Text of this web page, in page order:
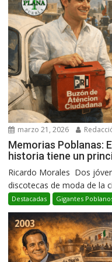
marzo 21, 2026
Memorias Poblanas:
historia tiene un
Ricardo Morales Dos
discotecas de moda de la
Destacadas Gigantes